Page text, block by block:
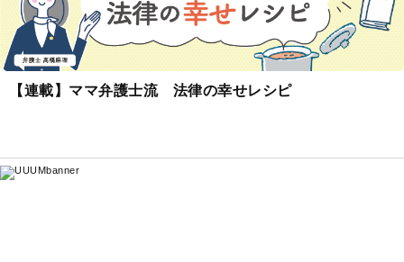
【連載】ママ弁護士流 法律の幸せレシピ